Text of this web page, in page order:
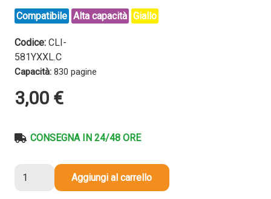
Compatibile Alta capacità Giallo
Codice: CLI-
581YXXL.C
Capacità: 830 pagine
3,00 €
CONSEGNA IN 24/48 ORE
compatibile
Aggiungi al carrello